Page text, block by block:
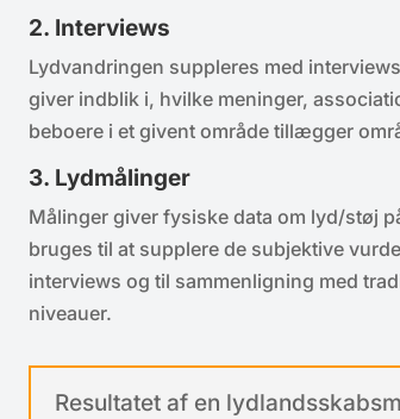
2. Interviews
Lydvandringen suppleres med
giver indblik i, hvilke meninger,
beboere i et givent område tillægger
3. Lydmålinger
Målinger giver fysiske data om lyd/støj
bruges til at supplere de subjektive
interviews og til sammenligning med
niveauer.
Resultatet af en